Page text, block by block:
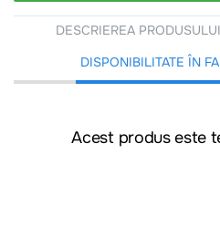
DESCRIEREA PRODUSULUI
DISPONIBILITATE ÎN
Acest produs este